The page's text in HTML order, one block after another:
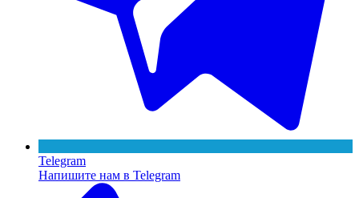
Telegram
Напишите нам в Telegram